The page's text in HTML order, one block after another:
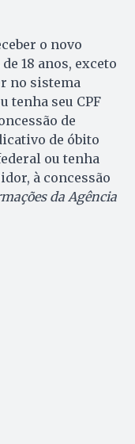
o novo
18 anos, exceto
no sistema
tenha seu CPF
de
de óbito
ou tenha
à concessão
da Agência